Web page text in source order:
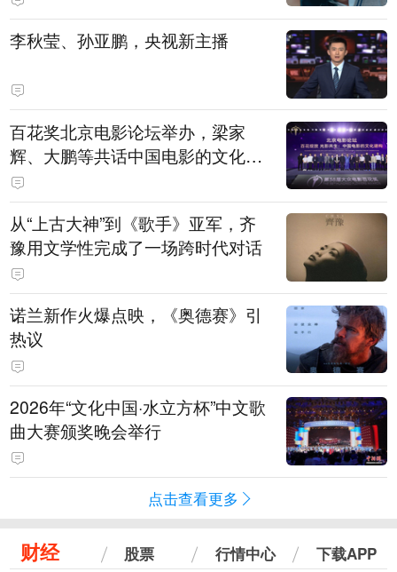
白，主演均为广州本土演员
李秋莹、孙亚鹏，央视新主播
百花奖北京电影论坛举办，梁家
辉、大鹏等共话中国电影的文化建
构
从“上古大神”到《歌手》亚军，齐
豫用文学性完成了一场跨时代对话
诺兰新作火爆点映，《奥德赛》引
热议
2026年“文化中国·水立方杯”中文歌
曲大赛颁奖晚会举行
点击查看更多
财经 股票 行情中心 下载APP